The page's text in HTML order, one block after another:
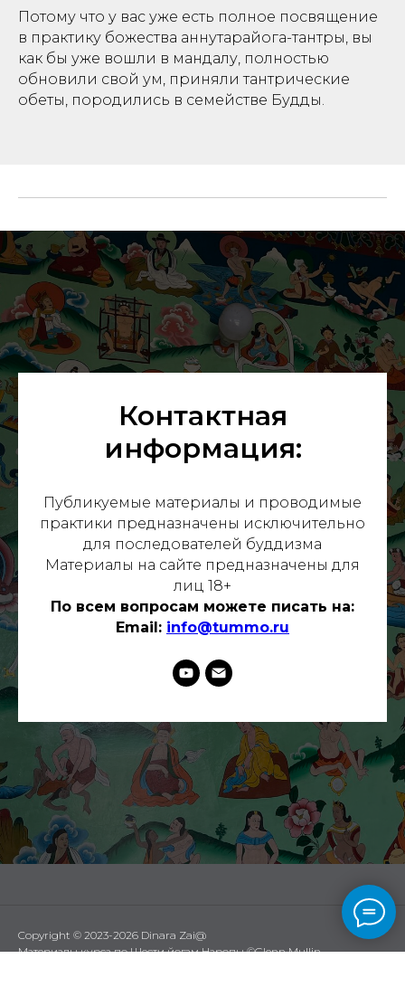
Потому что у вас уже есть полное посвящение
в практику божества аннутарайога-тантры, вы
как бы уже вошли в мандалу, полностью
обновили свой ум, приняли тантрические
обеты, породились в семействе Будды.
Контактная
информация:
Публикуемые материалы и проводимые
практики предназначены исключительно
для последователей буддизма
Материалы на сайте предназначены для
лиц 18+
По всем вопросам можете писать на:
Email: info@tummo.ru
Copyright © 2023-2026 Dinara Zai@
Материалы курса по Шести йогам Наропы ©Glenn Mullin